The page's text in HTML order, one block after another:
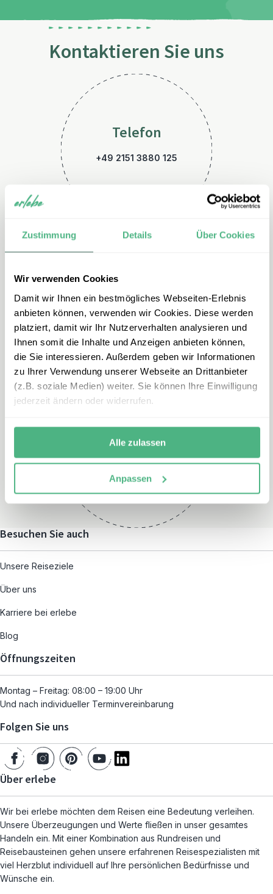
Zustimmung Details Über Cookies
Wir verwenden Cookies
Damit wir Ihnen ein bestmögliches Webseiten-Erlebnis
anbieten können, verwenden wir Cookies. Diese werden
platziert, damit wir Ihr Nutzerverhalten analysieren und
Ihnen somit die Inhalte und Anzeigen anbieten können,
die Sie interessieren. Außerdem geben wir Informationen
zu Ihrer Verwendung unserer Webseite an Drittanbieter
(z.B. soziale Medien) weiter. Sie können Ihre Einwilligung
jederzeit ändern oder widerrufen.
Alle zulassen
Anpassen
Kontaktieren Sie uns
Telefon
+49 2151 3880 125
E-Mail
indien@erlebe.de
Montag – Freitag:
und nach individueller
Terminvereinbarung
Besuchen Sie auch
Unsere Reiseziele
Über uns
Karriere bei erlebe
Blog
Öffnungszeiten
Montag – Freitag: 08:00 – 19:00 Uhr
Und nach individueller Terminvereinbarung
Folgen Sie uns
Über erlebe
Wir bei erlebe möchten dem Reisen eine Bedeutung verleihen.
Unsere Überzeugungen und Werte fließen in unser gesamtes
Handeln ein. Mit einer Kombination aus Rundreisen und
Reisebausteinen gehen unsere erfahrenen Reisespezialisten mit
viel Herzblut individuell auf Ihre persönlichen Bedürfnisse und
Wünsche ein.